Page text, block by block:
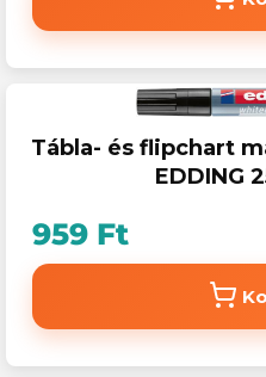
Tábla- és flipchart
EDDING
959 Ft